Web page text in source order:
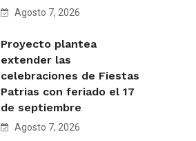
Agosto 7, 2026
Proyecto plantea
extender las
celebraciones de Fiestas
Patrias con feriado el 17
de septiembre
Agosto 7, 2026